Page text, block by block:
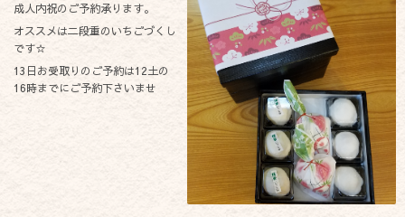
成人内祝のご予約承ります。
オススメは二段重のいちごづくし
です☆
13日お受取りのご予約は12土の
16時までにご予約下さいませ